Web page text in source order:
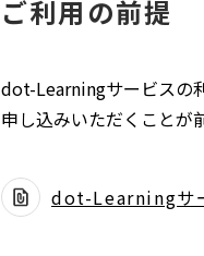
ご利用の前提
dot-Learningサービスの
申し込みいただくことが
dot-Learningサ